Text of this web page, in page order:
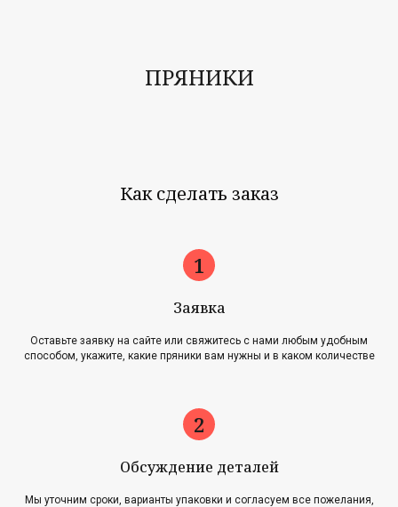
ПРЯНИКИ
Как сделать заказ
Заявка
Оставьте заявку на сайте или свяжитесь с нами любым удобным
способом, укажите, какие пряники вам нужны и в каком количестве
Обсуждение деталей
Мы уточним сроки, варианты упаковки и согласуем все пожелания,